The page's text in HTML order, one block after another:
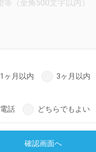
1ヶ月以内 3ヶ月以内
電話 どちらでもよい
確認画面へ